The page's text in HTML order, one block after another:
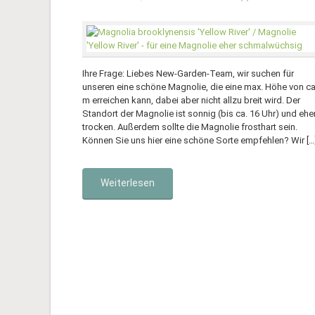
Ihre Frage: Liebes New-Garden-Team, wir suchen für
unseren eine schöne Magnolie, die eine max. Höhe von
m erreichen kann, dabei aber nicht allzu breit wird. Der
Standort der Magnolie ist sonnig (bis ca. 16 Uhr) und
trocken. Außerdem sollte die Magnolie frosthart sein.
Können Sie uns hier eine schöne Sorte empfehlen? Wir […]
Weiterlesen